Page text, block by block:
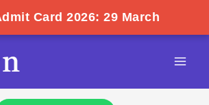
Card 2026: 29 March